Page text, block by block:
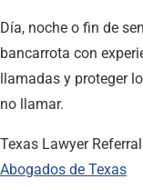
Día, noche o fin de
bancarrota con
llamadas y proteger
no llamar.
Texas Lawyer Referral
Abogados de Texas